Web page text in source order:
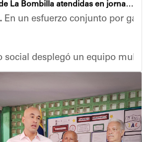
200 familias de La Bombilla atendidas en jornada integral
En un esfuerzo conjunto por
social desplegó un equipo
los asistentes contaron
habitante de la comunidad y